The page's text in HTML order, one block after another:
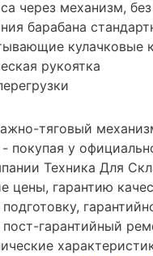
через механизм, без
барабана
кулачковые
рукоятка
тяговый
покупая у
Техника Для
цены, гарантию
гарантийный